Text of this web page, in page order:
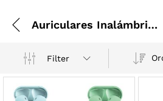
Auriculares Inalámbricos
Filter